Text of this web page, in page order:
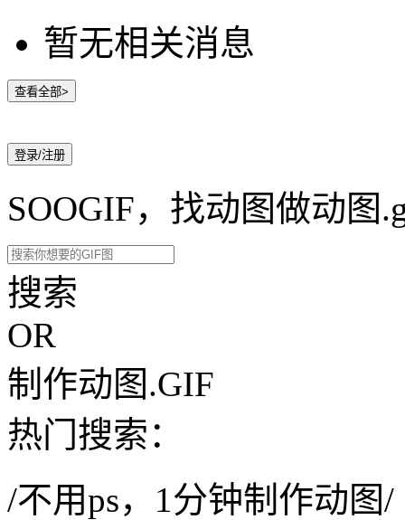
暂无相关消息
查看全部>
登录/注册
SOOGIF，找动图做动图
搜索
OR
制作动图.GIF
热门搜索：
/不用ps，1分钟制作动图/